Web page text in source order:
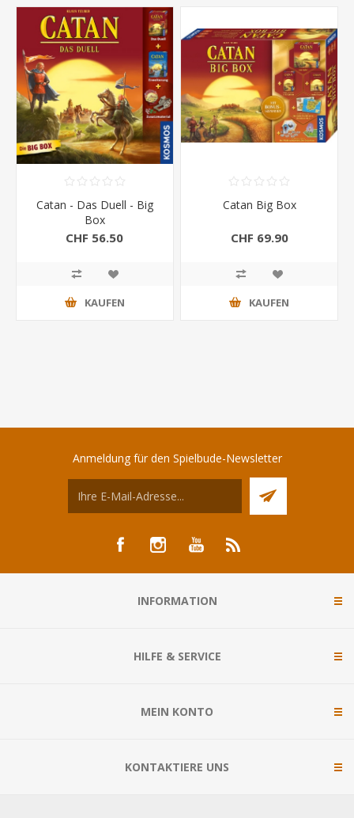
Catan - Das Duell - Big
Box
CHF 56.50
KAUFEN
Catan Big Box
CHF 69.90
KAUFEN
Anmeldung für den Spielbude-Newsletter
INFORMATION
HILFE & SERVICE
MEIN KONTO
KONTAKTIERE UNS